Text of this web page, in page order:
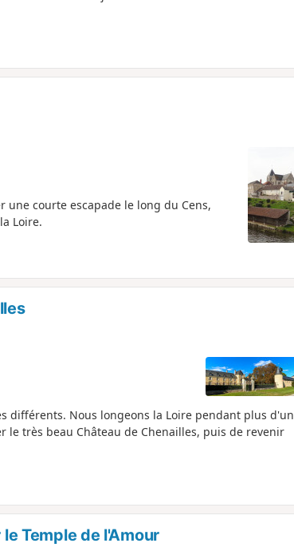
une courte escapade le long du Cens,
Loire.
différents. Nous longeons la Loire pendant plus d'un
très beau Château de Chenailles, puis de revenir
Temple de l'Amour